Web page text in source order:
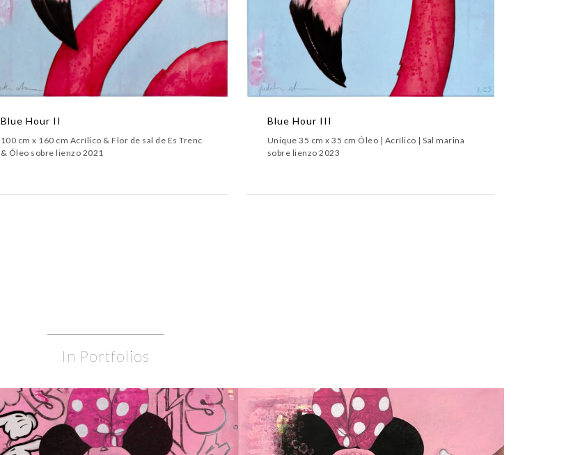
Blue Hour II
100 cm x 160 cm Acrílico & Flor de sal de Es Trenc
& Óleo sobre lienzo 2021
Blue Hour III
Unique 35 cm x 35 cm Óleo | Acrílico | Sal marina
sobre lienzo 2023
In Portfolios